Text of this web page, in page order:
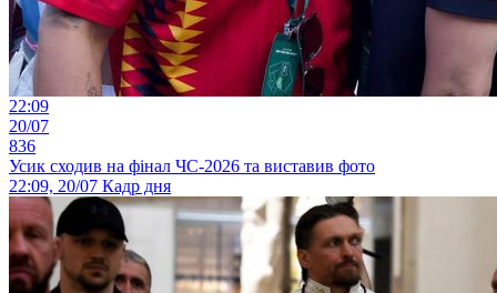
22:09
20/07
836
Усик сходив на фінал ЧС-2026 та виставив фото
22:09, 20/07 Кадр дня